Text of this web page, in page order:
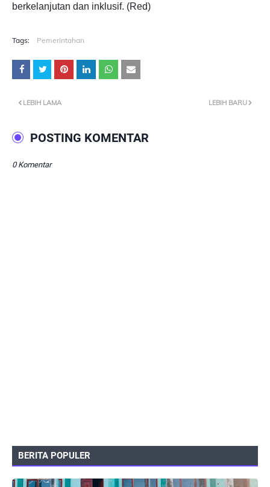
berkelanjutan dan inklusif. (Red)
Tags: Pemerintahan
LEBIH BARU
LEBIH LAMA
POSTING KOMENTAR
0 Komentar
BERITA POPULER